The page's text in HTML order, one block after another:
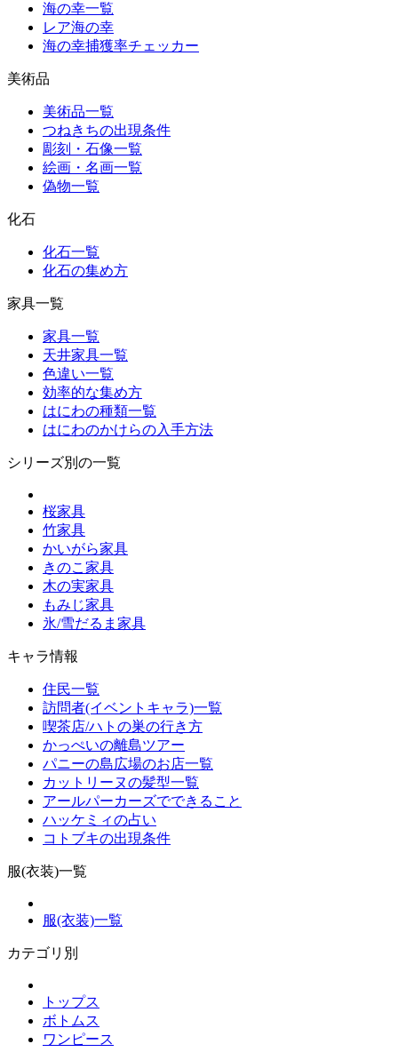
海の幸一覧
レア海の幸
海の幸捕獲率チェッカー
美術品
美術品一覧
つねきちの出現条件
彫刻・石像一覧
絵画・名画一覧
偽物一覧
化石
化石一覧
化石の集め方
家具一覧
家具一覧
天井家具一覧
色違い一覧
効率的な集め方
はにわの種類一覧
はにわのかけらの入手方法
シリーズ別の一覧
桜家具
竹家具
かいがら家具
きのこ家具
木の実家具
もみじ家具
氷/雪だるま家具
キャラ情報
住民一覧
訪問者(イベントキャラ)一覧
喫茶店/ハトの巣の行き方
かっぺいの離島ツアー
パニーの島広場のお店一覧
カットリーヌの髪型一覧
アールパーカーズでできること
ハッケミィの占い
コトブキの出現条件
服(衣装)一覧
服(衣装)一覧
カテゴリ別
トップス
ボトムス
ワンピース